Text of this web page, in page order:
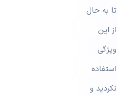
تا به حال
از این
ویژگی
استفاده
نکردید و